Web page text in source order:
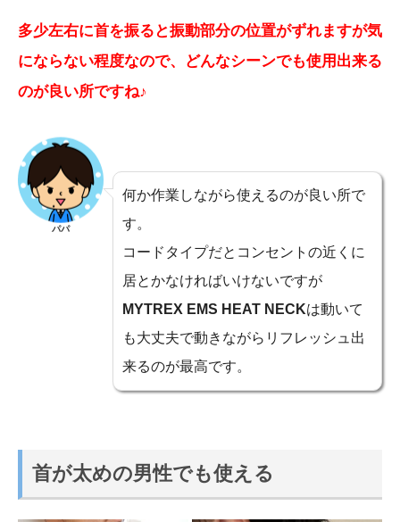
多少左右に首を振ると振動部分の位置がずれますが気
にならない程度なので、どんなシーンでも使用出来る
のが良い所ですね♪
パパ
何か作業しながら使えるのが良い所で
す。
コードタイプだとコンセントの近くに
居とかなければいけないですが
MYTREX EMS HEAT NECKは動いて
も大丈夫で動きながらリフレッシュ出
来るのが最高です。
首が太めの男性でも使える